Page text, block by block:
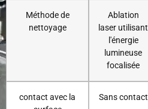
Méthode de
nettoyage
Ablation
laser utilisant
l'énergie
lumineuse
focalisée
contact avec la
Sans contact